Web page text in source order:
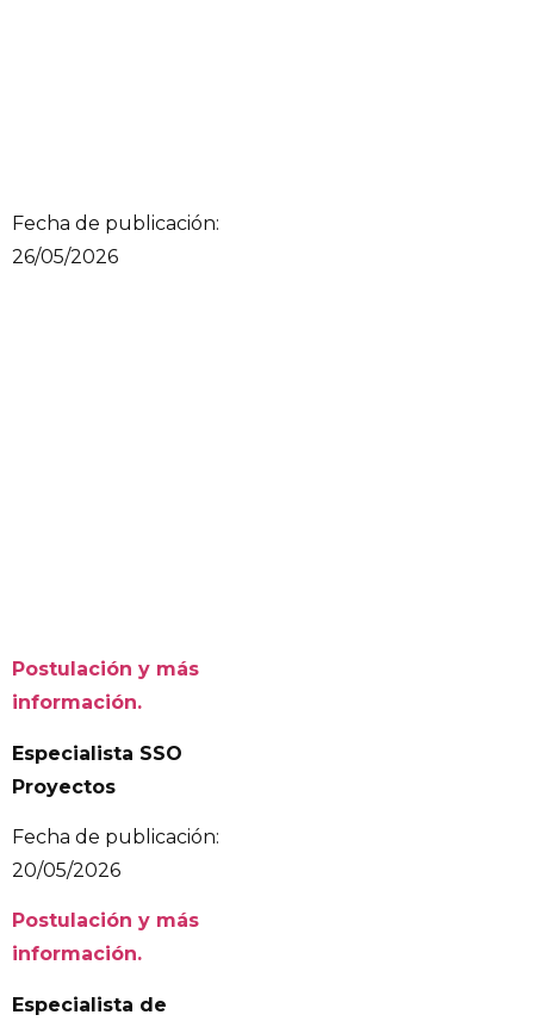
Fecha de publicación:
26/05/2026
Postulación y más
información.
Especialista SSO
Proyectos
Fecha de publicación:
20/05/2026
Postulación y más
información.
Especialista de